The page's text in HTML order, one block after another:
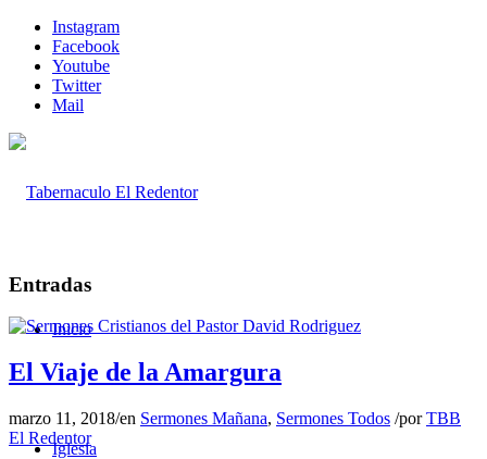
Instagram
Facebook
Youtube
Twitter
Mail
Inicio
Iglesia
Entradas
El Viaje de la Amargura
marzo 11, 2018/en Sermones Mañana, Sermones Todos /porTBB
El Redentor